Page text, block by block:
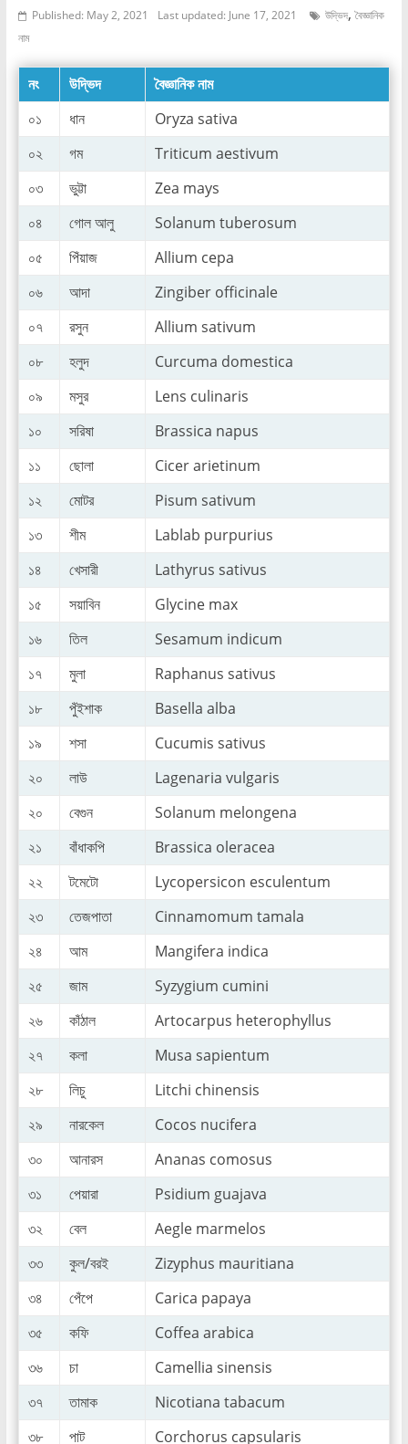
Published: May 2, 2021 Last updated: June 17, 2021 উদ্ভিদ,বৈজ্ঞানিক
নাম
নং উদ্ভিদ
বৈজ্ঞানিক নাম
০১
ধান
Oryza sativa
০২
গম
Triticum aestivum
০৩
ভুট্টা
Zea mays
০৪
গোল আলু
Solanum tuberosum
০৫
পিঁয়াজ
Allium cepa
০৬
আদা
Zingiber officinale
০৭
রসুন
Allium sativum
০৮
হলুদ
Curcuma domestica
০৯
মসুর
Lens culinaris
১০
সরিষা
Brassica napus
১১
ছোলা
Cicer arietinum
১২
মোটর
Pisum sativum
১৩
শীম
Lablab purpurius
১৪
খেসারী
Lathyrus sativus
১৫
সয়াবিন
Glycine max
১৬
তিল
Sesamum indicum
১৭
মুলা
Raphanus sativus
১৮
পুঁইশাক
Basella alba
১৯
শসা
Cucumis sativus
২০
লাউ
Lagenaria vulgaris
২০
বেগুন
Solanum melongena
২১
বাঁধাকপি
Brassica oleracea
২২
টমেটো
Lycopersicon esculentum
২৩
তেজপাতা
Cinnamomum tamala
২৪
আম
Mangifera indica
২৫
জাম
Syzygium cumini
২৬
কাঁঠাল
Artocarpus heterophyllus
২৭
কলা
Musa sapientum
২৮
লিচু
Litchi chinensis
২৯
নারকেল
Cocos nucifera
৩০
আনারস
Ananas comosus
৩১
পেয়ারা
Psidium guajava
৩২
বেল
Aegle marmelos
৩৩
কুল/বরই
Zizyphus mauritiana
৩৪
পেঁপে
Carica papaya
৩৫
কফি
Coffea arabica
৩৬
চা
Camellia sinensis
৩৭
তামাক
Nicotiana tabacum
৩৮
পাট Corchorus capsularis